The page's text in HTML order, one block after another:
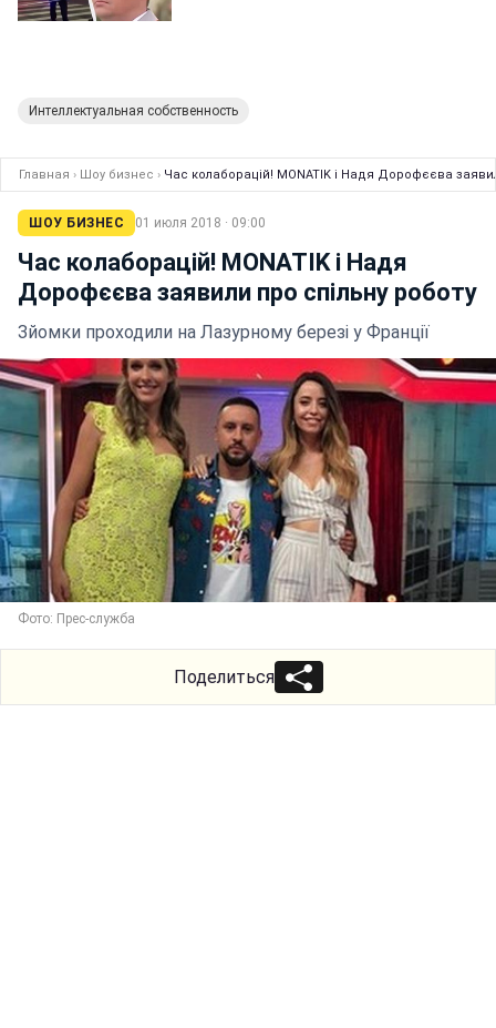
Интеллектуальная собственность
Главная › Шоу бизнес › Час колаборацій! MONATIK і Надя Дорофєєва
ШОУ БИЗНЕС 01 июля 2018 · 09:00
Час колаборацій! MONATIK і Надя
Дорофєєва заявили про спільну роботу
Зйомки проходили на Лазурному березі у Франції
Фото: Прес-служба
Поделиться